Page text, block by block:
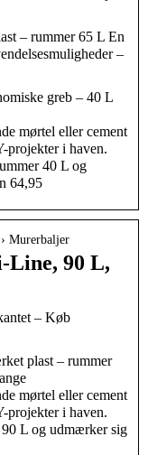
– rummer 65 L En
–
greb – 40 L
mørtel eller cement
projekter i haven.
40 L og
64,95
Murerbaljer
Line, 90 L,
– Køb
plast – rummer
mørtel eller cement
projekter i haven.
90 L og udmærker sig